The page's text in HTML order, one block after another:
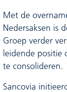
Met de
Nedersaksen is
Groep verder
leidende positie
te consolideren.
Sancovia